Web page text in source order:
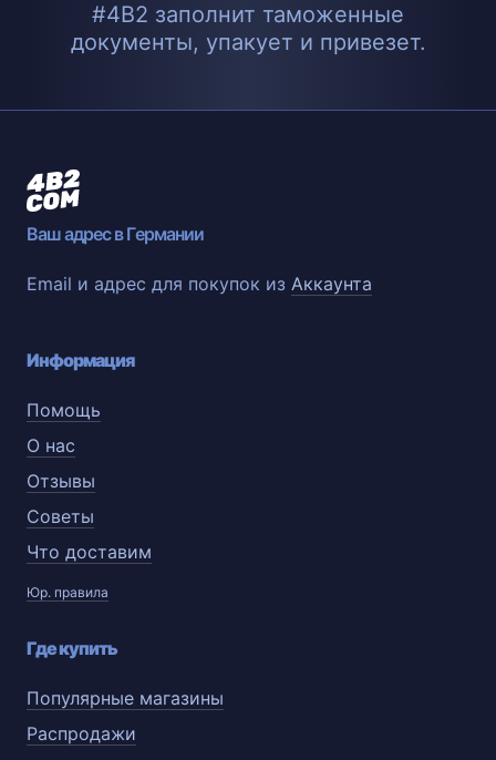
#4B2 заполнит таможенные
документы, упакует и привезет.
Ваш адрес в Германии
Email и адрес для покупок из Аккаунта
Информация
Помощь
О нас
Отзывы
Советы
Что доставим
Юр. правила
Где купить
Популярные магазины
Распродажи